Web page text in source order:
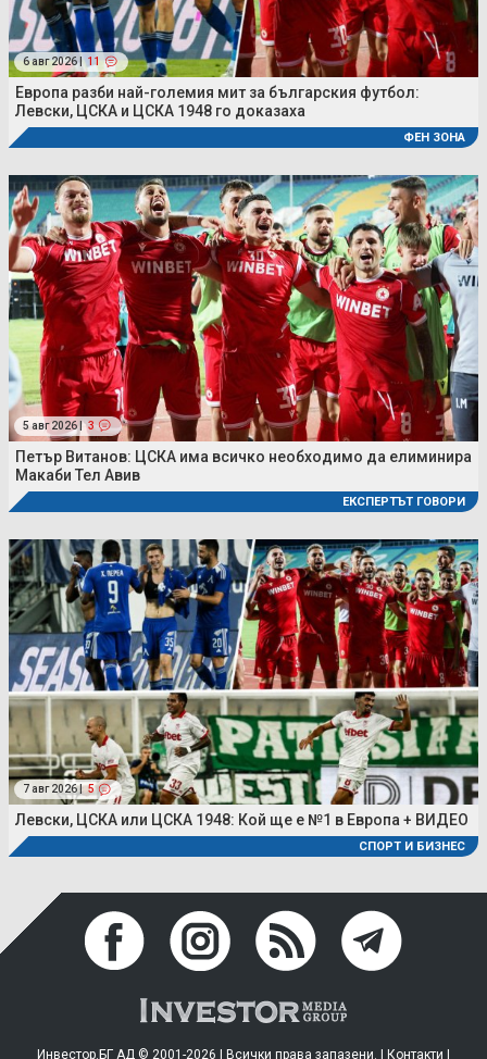
6 авг 2026 | 11
Европа разби най-големия мит за българския футбол:
Левски, ЦСКА и ЦСКА 1948 го доказаха
ФЕН ЗОНА
5 авг 2026 | 3
Петър Витанов: ЦСКА има всичко необходимо да елиминира
Макаби Тел Авив
ЕКСПЕРТЪТ ГОВОРИ
7 авг 2026 | 5
Левски, ЦСКА или ЦСКА 1948: Кой ще е №1 в Европа + ВИДЕО
СПОРТ И БИЗНЕС
Инвестор.БГ АД © 2001-2026 | Всички права запазени. | Контакти